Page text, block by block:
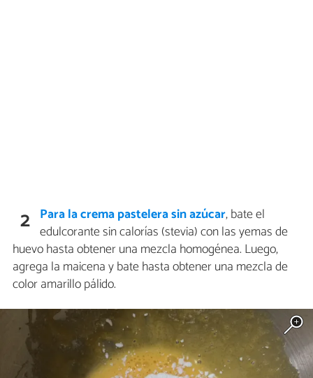
2 Para la crema pastelera sin azúcar, bate el
edulcorante sin calorías (stevia) con las yemas de
huevo hasta obtener una mezcla homogénea. Luego,
agrega la maicena y bate hasta obtener una mezcla de
color amarillo pálido.